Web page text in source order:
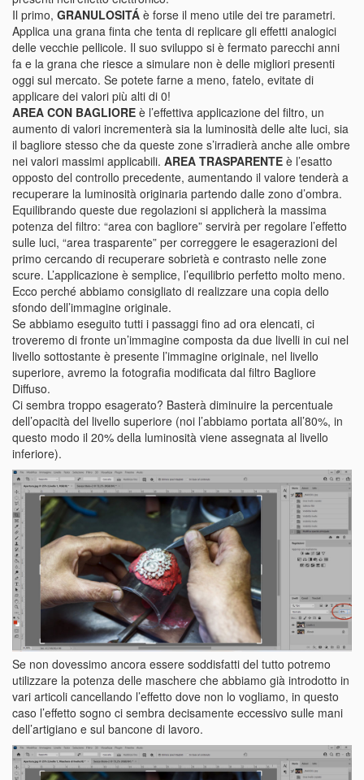
Il primo, GRANULOSITÁ è forse il meno utile dei tre parametri.
Applica una grana finta che tenta di replicare gli effetti analogici
delle vecchie pellicole. Il suo sviluppo si è fermato parecchi anni
fa e la grana che riesce a simulare non è delle migliori presenti
oggi sul mercato. Se potete farne a meno, fatelo, evitate di
applicare dei valori più alti di 0!
AREA CON BAGLIORE è l’effettiva applicazione del filtro, un
aumento di valori incrementerà sia la luminosità delle alte luci, sia
il bagliore stesso che da queste zone s’irradierà anche alle ombre
nei valori massimi applicabili. AREA TRASPARENTE è l’esatto
opposto del controllo precedente, aumentando il valore tenderà a
recuperare la luminosità originaria partendo dalle zono d’ombra.
Equilibrando queste due regolazioni si applicherà la massima
potenza del filtro: “area con bagliore” servirà per regolare l’effetto
sulle luci, “area trasparente” per correggere le esagerazioni del
primo cercando di recuperare sobrietà e contrasto nelle zone
scure. L’applicazione è semplice, l’equilibrio perfetto molto meno.
Ecco perché abbiamo consigliato di realizzare una copia dello
sfondo dell’immagine originale.
Se abbiamo eseguito tutti i passaggi fino ad ora elencati, ci
troveremo di fronte un’immagine composta da due livelli in cui nel
livello sottostante è presente l’immagine originale, nel livello
superiore, avremo la fotografia modificata dal filtro Bagliore
Diffuso.
Ci sembra troppo esagerato? Basterà diminuire la percentuale
dell’opacità del livello superiore (noi l’abbiamo portata all’80%, in
questo modo il 20% della luminosità viene assegnata al livello
inferiore).
Se non dovessimo ancora essere soddisfatti del tutto potremo
utilizzare la potenza delle maschere che abbiamo già introdotto in
vari articoli cancellando l’effetto dove non lo vogliamo, in questo
caso l’effetto sogno ci sembra decisamente eccessivo sulle mani
dell’artigiano e sul bancone di lavoro.